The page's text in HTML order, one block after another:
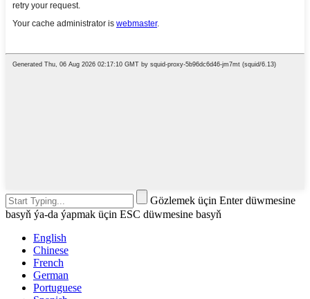
Gözlemek üçin Enter düwmesine
basyň ýa-da ýapmak üçin ESC düwmesine basyň
English
Chinese
French
German
Portuguese